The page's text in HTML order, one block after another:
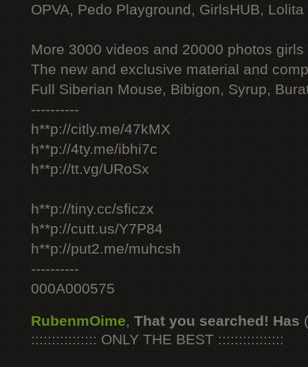
OPVA, Pedo Playground, GirlsHUB, Lolita
More 3000 videos and 20000 photos
The new and exclusive material and
Full Siberian Mouse, Bibigon, Syrup,
----------
h**p://citly.me/47kMX
h**p://4ty.me/ibhi7c
h**p://tt.vg/URoSx
h**p://tiny.cc/sficzx
h**p://cutt.us/Y7P84
h**p://put2.me/muhcsh
----------
000A000575
RubenmOime, That you searched! Has
:::::::::::::::: ONLY THE BEST ::::::::::::::::